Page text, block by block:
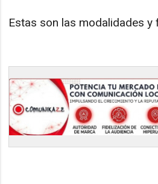
Estas son las modalidades y